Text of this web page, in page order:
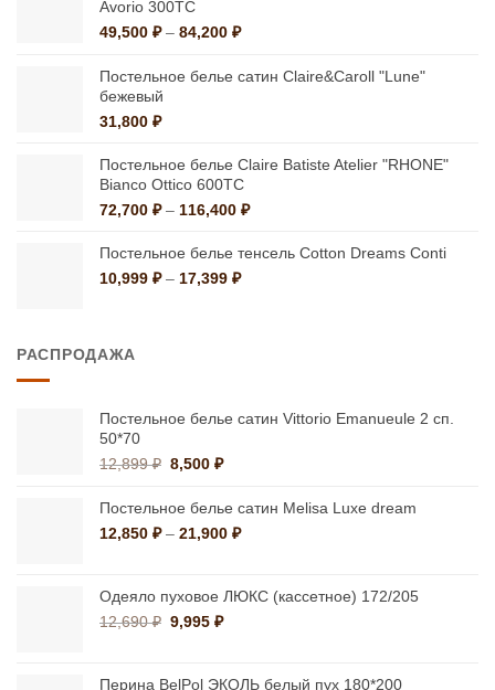
Avorio 300ТС
49,500 ₽ – 84,200 ₽Диапазон
49,500 ₽
Постельное белье сатин Claire&Caroll "Lune"
бежевый
31,800 ₽
Постельное белье Claire Batiste Atelier "RHONE"
Bianco Ottico 600ТС
72,700 ₽ – 116,400 ₽Диапазон
72,700 ₽
Постельное белье тенсель Cotton Dreams Conti
10,999 ₽ – 17,399 ₽Диапазон
РАСПРОДАЖА
Постельное белье сатин Vittorio Emanueule 2 сп.
50*70
12,899₽ Первоначальная
составляла
12,899 ₽.
8,500₽Текущая
8,500 ₽.
Постельное белье сатин Melisa Luxe dream
12,850 ₽ – 21,900 ₽Диапазон
–
Одеяло пуховое ЛЮКС (кассетное) 172/205
12,690₽ Первоначальная
12,690 ₽.
9,995₽Текущая
Перина BelPol ЭКОЛЬ белый пух 180*200